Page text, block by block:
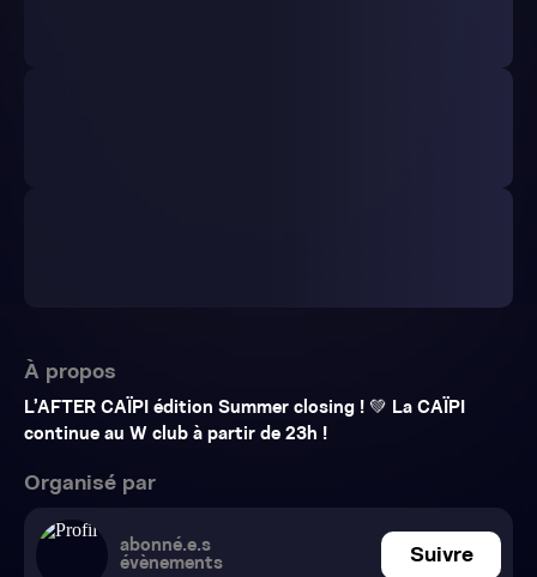
À propos
L’AFTER CAÏPI édition Summer closing ! 💚 La CAÏPI
continue au W club à partir de 23h !
Organisé par
abonné.e.s
évènements
Suivre